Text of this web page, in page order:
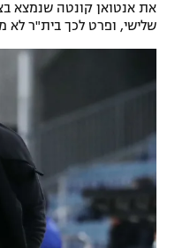
תגיות
את אנטואן קונטה שנמצא
שלישי, ופרט לכך בית"ר לא